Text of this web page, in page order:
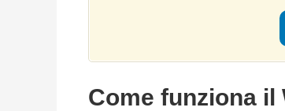
Come funziona il